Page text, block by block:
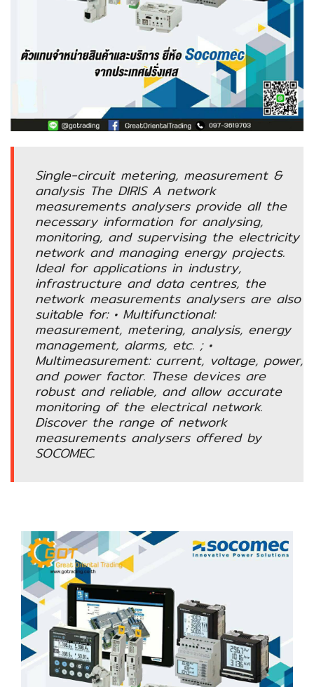
คุม
และ
ระบบ
เครื่อง
คุณภาพ
เซ็นเซอร์
(Water
Analyzer
Sensors)
BLOWER
PNEUMATIC
HYDRAULIC
POWER
TRANSMISSION
(มอเตอร์
เกียร์
และ
ระบบ
ส่ง
กำลัง)
CONVEYOR
Single-circuit metering, measurement &
analysis The DIRIS A network
measurements analysers provide all the
necessary information for analysing,
monitoring, and supervising the electricity
network and managing energy projects.
Ideal for applications in industry,
infrastructure and data centres, the
network measurements analysers are also
suitable for: • Multifunctional:
measurement, metering, analysis, energy
management, alarms, etc. ; •
Multimeasurement: current, voltage, power,
and power factor. These devices are
robust and reliable, and allow accurate
monitoring of the electrical network.
Discover the range of network
measurements analysers offered by
SOCOMEC.